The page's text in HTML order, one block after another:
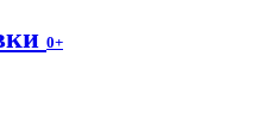
0+